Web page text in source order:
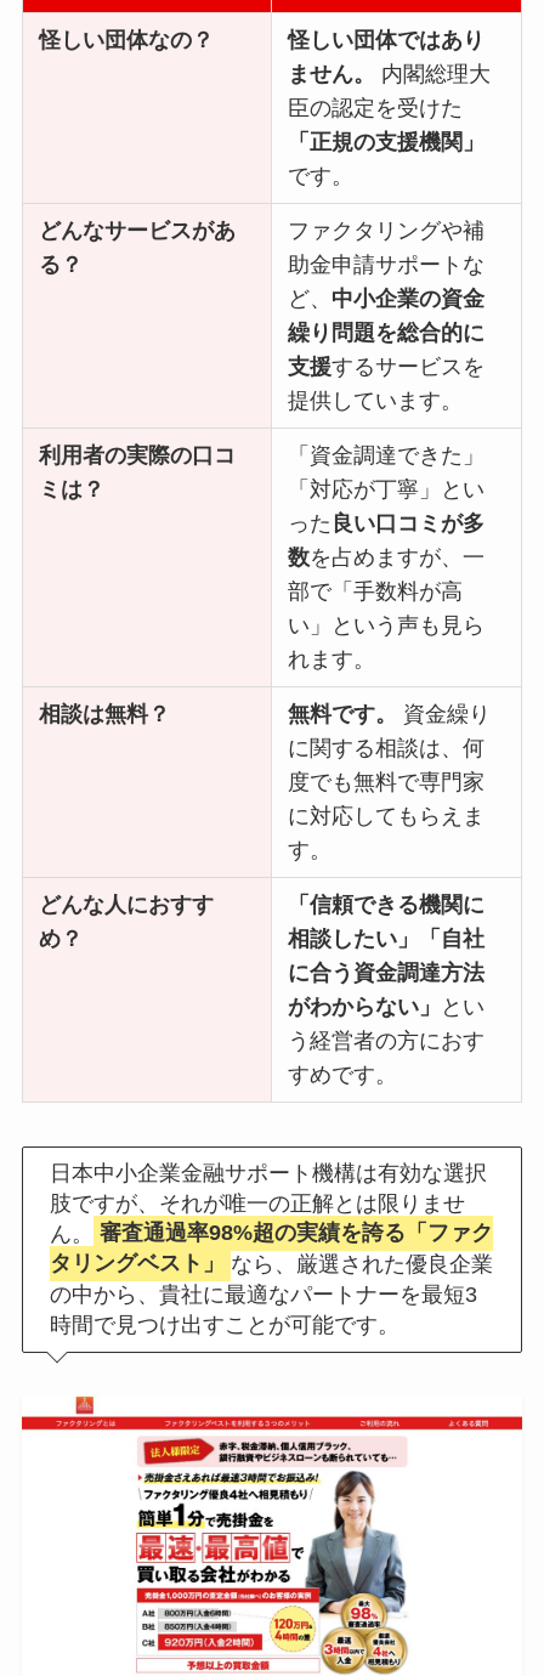
怪しい団体なの？
怪しい団体ではあり
ません。
内閣総理大
臣の認定を受けた
「正規の支援機関」
です。
どんなサービスがあ
る？
ファクタリングや補
助金申請サポートな
ど、 中小企業の資金
繰り問題を総合的に
支援するサービスを
提供しています。
利用者の実際の口コ
ミは？
「資金調達できた」
「対応が丁寧」とい
った 良い口コミが多
数を占めますが、一
部で「手数料が高
い」という声も見ら
れます。
相談は無料？ 無料です。
資金繰り
に関する相談は、何
度でも無料で専門家
に対応してもらえま
す。
どんな人におすす
め？
「信頼できる機関に
相談したい」「自社
に合う資金調達方法
がわからない」
とい
う経営者の方におす
すめです。
日本中小企業金融サポート機構は有効な選択
肢ですが、それが唯一の正解とは限りませ
ん。
審査通過率98%超の実績を誇る「ファク
タリングベスト」
なら、厳選された優良企業
の中から、貴社に最適なパートナーを最短3
時間で見つけ出すことが可能です。